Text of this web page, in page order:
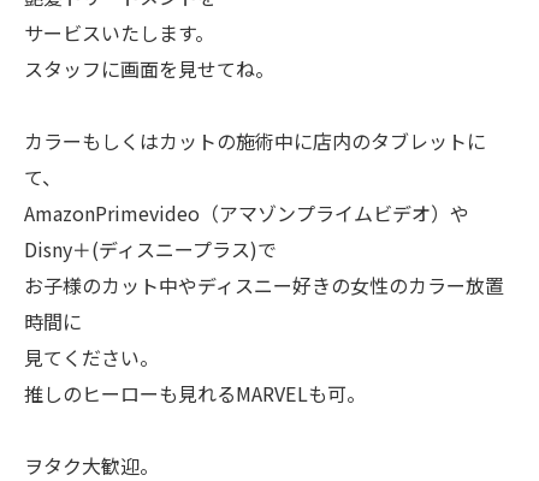
サービスいたします。
スタッフに画面を見せてね。
カラーもしくはカットの施術中に店内のタブレットに
て、
AmazonPrimevideo（アマゾンプライムビデオ）や
Disny＋(ディスニープラス)で
お子様のカット中やディスニー好きの女性のカラー放置
時間に
見てください。
推しのヒーローも見れるMARVELも可。
ヲタク大歓迎。